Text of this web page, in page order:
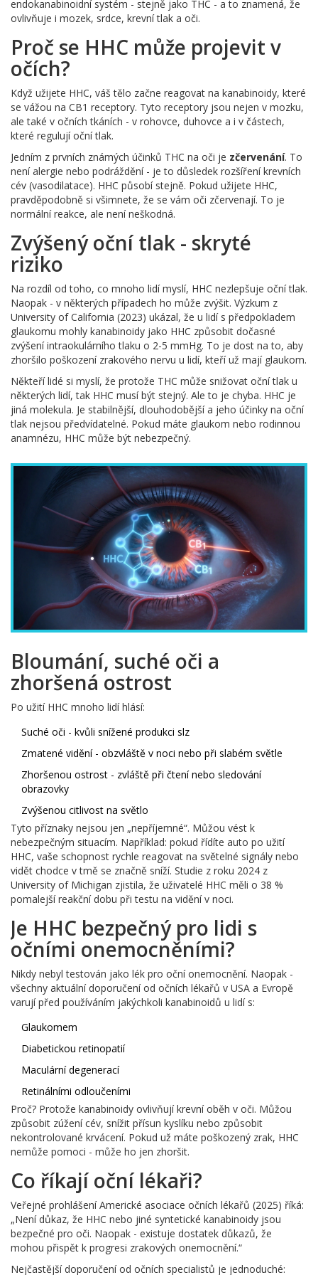
endokanabinoidní systém - stejně jako THC - a to znamená, že
ovlivňuje i mozek, srdce, krevní tlak a oči.
Proč se HHC může projevit v
očích?
Když užijete HHC, váš tělo začne reagovat na kanabinoidy, které
se vážou na CB1 receptory. Tyto receptory jsou nejen v mozku,
ale také v očních tkáních - v rohovce, duhovce a i v částech,
které regulují oční tlak.
Jedním z prvních známých účinků THC na oči je zčervenání. To
není alergie nebo podráždění - je to důsledek rozšíření krevních
cév (vasodilatace). HHC působí stejně. Pokud užijete HHC,
pravděpodobně si všimnete, že se vám oči zčervenají. To je
normální reakce, ale není neškodná.
Zvýšený oční tlak - skryté
riziko
Na rozdíl od toho, co mnoho lidí myslí, HHC nezlepšuje oční tlak.
Naopak - v některých případech ho může zvýšit. Výzkum z
University of California (2023) ukázal, že u lidí s předpokladem
glaukomu mohly kanabinoidy jako HHC způsobit dočasné
zvýšení intraokulárního tlaku o 2-5 mmHg. To je dost na to, aby
zhoršilo poškození zrakového nervu u lidí, kteří už mají glaukom.
Někteří lidé si myslí, že protože THC může snižovat oční tlak u
některých lidí, tak HHC musí být stejný. Ale to je chyba. HHC je
jiná molekula. Je stabilnější, dlouhodobější a jeho účinky na oční
tlak nejsou předvídatelné. Pokud máte glaukom nebo rodinnou
anamnézu, HHC může být nebezpečný.
Bloumání, suché oči a
zhoršená ostrost
Po užití HHC mnoho lidí hlásí:
Suché oči - kvůli snížené produkci slz
Zmatené vidění - obzvláště v noci nebo při slabém světle
Zhoršenou ostrost - zvláště při čtení nebo sledování
obrazovky
Zvýšenou citlivost na světlo
Tyto příznaky nejsou jen „nepříjemné“. Můžou vést k
nebezpečným situacím. Například: pokud řídíte auto po užití
HHC, vaše schopnost rychle reagovat na světelné signály nebo
vidět chodce v tmě se značně sníží. Studie z roku 2024 z
University of Michigan zjistila, že uživatelé HHC měli o 38 %
pomalejší reakční dobu při testu na vidění v noci.
Je HHC bezpečný pro lidi s
očními onemocněními?
Nikdy nebyl testován jako lék pro oční onemocnění. Naopak -
všechny aktuální doporučení od očních lékařů v USA a Evropě
varují před používáním jakýchkoli kanabinoidů u lidí s:
Glaukomem
Diabetickou retinopatií
Maculární degenerací
Retinálními odloučeními
Proč? Protože kanabinoidy ovlivňují krevní oběh v oči. Můžou
způsobit zúžení cév, snížit přísun kyslíku nebo způsobit
nekontrolované krvácení. Pokud už máte poškozený zrak, HHC
nemůže pomoci - může ho jen zhoršit.
Co říkají oční lékaři?
Veřejné prohlášení Americké asociace očních lékařů (2025) říká:
„Není důkaz, že HHC nebo jiné syntetické kanabinoidy jsou
bezpečné pro oči. Naopak - existuje dostatek důkazů, že
mohou přispět k progresi zrakových onemocnění.“
Nejčastější doporučení od očních specialistů je jednoduché: